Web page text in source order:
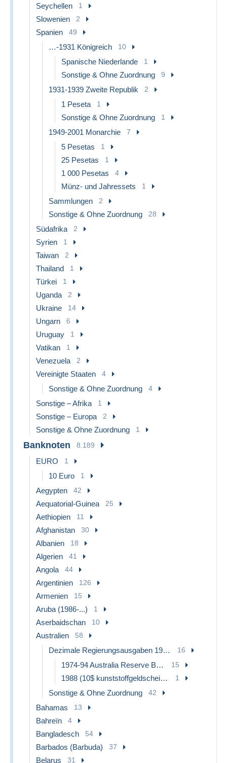
Seychellen 1
Slowenien 2
Spanien 49
…-1931 Königreich 10
Spanische Niederlande 1
Sonstige & Ohne Zuordnung 9
1931-1939 Zweite Republik 2
1 Peseta 1
Sonstige & Ohne Zuordnung 1
1949-2001 Monarchie 7
5 Pesetas 1
25 Pesetas 1
1 000 Pesetas 4
Münz- und Jahressets 1
Sammlungen 2
Sonstige & Ohne Zuordnung 28
Südafrika 2
Syrien 1
Taiwan 2
Thailand 1
Türkei 1
Uganda 2
Ukraine 14
Ungarn 6
Uruguay 1
Vatikan 1
Venezuela 2
Vereinigte Staaten 4
Sonstige & Ohne Zuordnung 4
Sonstige – Afrika 1
Sonstige – Europa 2
Sonstige & Ohne Zuordnung 1
Banknoten 8.189
EURO 1
10 Euro 1
Aegypten 42
Aequatorial-Guinea 25
Aethiopien 11
Afghanistan 30
Albanien 18
Algerien 41
Angola 44
Argentinien 126
Armenien 15
Aruba (1986-...) 1
Aserbaidschan 10
Australien 58
Dezimale Regierungsausgaben 1966-... 16
1974-94 Australia Reserve Bank (Banknoten aus Papier) 15
1988 (10$ kunststoffgeldscheine) 1
Sonstige & Ohne Zuordnung 42
Bahamas 13
Bahreïn 4
Bangladesch 54
Barbados (Barbuda) 37
Belarus 31